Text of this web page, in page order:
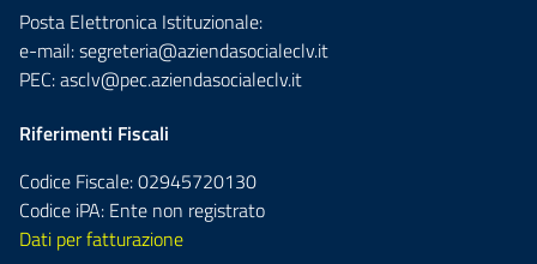
Posta Elettronica Istituzionale:
e-mail:segreteria@aziendasocialeclv.it
PEC:asclv@pec.aziendasocialeclv.it
Riferimenti Fiscali
Codice Fiscale: 02945720130
Codice iPA: Ente non registrato
Dati per fatturazione